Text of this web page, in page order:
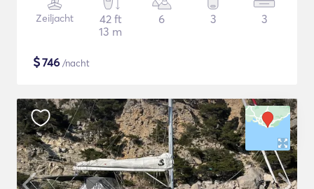
Zeiljacht
42 ft
13 m
6 3 3
$746 /nacht